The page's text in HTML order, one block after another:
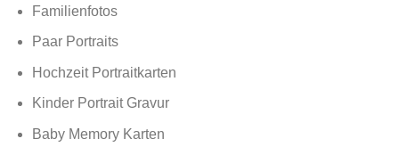
Familienfotos
Paar Portraits
Hochzeit Portraitkarten
Kinder Portrait Gravur
Baby Memory Karten